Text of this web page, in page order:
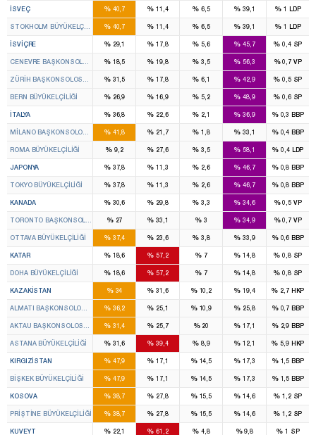
İSVEÇ %40,7 % 11,4 % 6,5 % 39,1 % 1 LDP
STOKHOLM BÜYÜKELÇILIĞI %40,7 % 11,4 % 6,5 % 39,1 % 1 LDP
İSVIÇRE %29,1 % 17,8 % 5,6 % 45,7 % 0,4 SP
CENEVRE BAŞKONSOLOSLUĞU
%18,5 % 19,8 % 3,5 % 56,3 %0,7VP
ZÜRIH BAŞKONSOLOSLUĞU %31,5 % 17,8 % 6,1 % 42,9 % 0,5 SP
BERN BÜYÜKELÇILIĞI %26,9 % 16,9 % 5,2 % 48,9 % 0,6 SP
İTALYA %36,8 % 22,6 % 2,1 % 36,9 %0,3 BBP
MILANO BAŞKONSOLOSLUĞU%41,8 % 21,7 % 1,8 % 33,1 %0,4 BBP
ROMA BÜYÜKELÇILIĞI % 9,2 % 27,6 % 3,5 % 58,1 % 0,4 LDP
JAPONYA %37,8 % 11,3 % 2,6 % 46,7 %0,8 BBP
TOKYO BÜYÜKELÇILIĞI %37,8 % 11,3 % 2,6 % 46,7 %0,8 BBP
KANADA %30,6 % 29,8 % 3,3 % 34,6 %0,5VP
TORONTO BAŞKONSOLOSLUĞU
%27 % 33,1 %3 % 34,9 %0,7VP
OTTAVA BÜYÜKELÇILIĞI %37,4 % 23,6 % 3,8 % 33,9 %0,6 BBP
KATAR %18,6 % 57,2 %7 % 14,8 % 0,8 SP
DOHA BÜYÜKELÇILIĞI %18,6 % 57,2 %7 % 14,8 % 0,8 SP
KAZAKISTAN %34 % 31,6 %10,2 % 19,4 % 2,7 HKP
ALMATI BAŞKONSOLOSLUĞU %36,2 % 25,1 %10,9 % 25,8 %0,7 BBP
AKTAU BAŞKONSOLOSLUĞU %31,4 % 25,7 %20 % 17,1 %2,9 BBP
ASTANA BÜYÜKELÇILIĞI %31,6 % 39,4 % 8,9 % 12,1 % 5,9 HKP
KIRGIZISTAN %47,9 % 17,1 %14,5 % 17,3 %1,5 BBP
BIŞKEK BÜYÜKELÇILIĞI %47,9 % 17,1 %14,5 % 17,3 %1,5 BBP
KOSOVA %38,7 % 27,8 %15,5 % 14,6 % 1,2 SP
PRIŞTINE BÜYÜKELÇILIĞI %38,7 % 27,8 %15,5 % 14,6 % 1,2 SP
KUVEYT %22,1 % 61,2 % 4,8 %9,8 %1 SP